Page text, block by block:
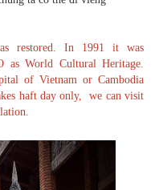
restored. In 1991 it was
as World Cultural Heritage.
of Vietnam or Cambodia
haft day only, we can visit